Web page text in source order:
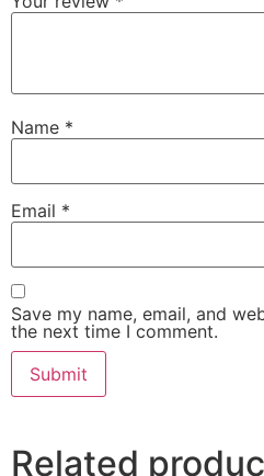
Name *
Email *
Save my name, email, and
the next time I comment.
Related